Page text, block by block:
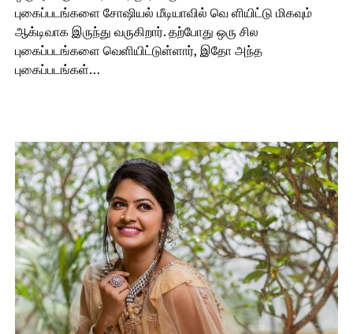
புகைப்படங்களை சோஷியல் மீடியாவில் வெ ளியிட்டு மிகவும்
ஆக்டிவாக இருந்து வருகிறார். தற்போது ஒரு சில
புகைப்படங்களை வெளியிட்டுள்ளார், இதோ அந்த
புகைப்படங்கள்…